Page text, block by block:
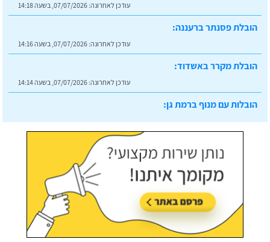
עודכן לאחרונה: 07/07/2026, בשעה 14:18
הובלת פסנתר ברעננה:
עודכן לאחרונה: 07/07/2026, בשעה 14:16
הובלת מקרר באשדוד:
עודכן לאחרונה: 07/07/2026, בשעה 14:14
הובלות עם מנוף ברמת גן:
עודכן לאחרונה:07/07/2026, בשעה 14:23